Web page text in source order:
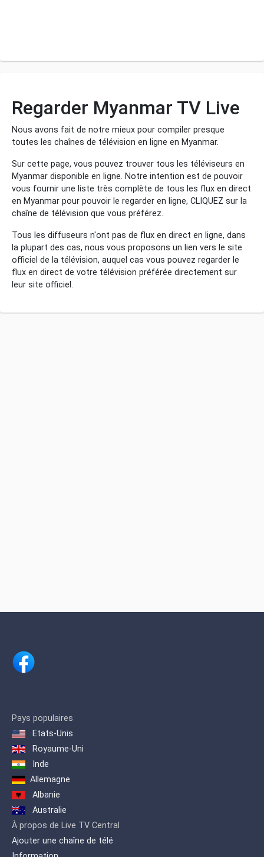
Regarder Myanmar TV Live
Nous avons fait de notre mieux pour compiler presque
toutes les chaînes de télévision en ligne en Myanmar.
Sur cette page, vous pouvez trouver tous les téléviseurs en
Myanmar disponible en ligne. Notre intention est de pouvoir
vous fournir une liste très complète de tous les flux en direct
en Myanmar pour pouvoir le regarder en ligne, CLIQUEZ sur la
chaîne de télévision que vous préférez.
Tous les diffuseurs n'ont pas de flux en direct en ligne, dans
la plupart des cas, nous vous proposons un lien vers le site
officiel de la télévision, auquel cas vous pouvez regarder le
flux en direct de votre télévision préférée directement sur
leur site officiel.
Pays populaires
Etats-Unis
Royaume-Uni
Inde
Allemagne
Albanie
Australie
À propos de Live TV Central
Ajouter une chaîne de télé